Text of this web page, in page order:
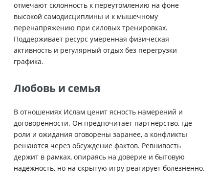
отмечают склонность к переутомлению на фоне
высокой самодисциплины и к мышечному
перенапряжению при силовых тренировках.
Поддерживает ресурс умеренная физическая
активность и регулярный отдых без перегрузки
графика.
Любовь и семья
В отношениях Ислам ценит ясность намерений и
договорённости. Он предпочитает партнёрство, где
роли и ожидания оговорены заранее, а конфликты
решаются через обсуждение фактов. Ревнивость
держит в рамках, опираясь на доверие и бытовую
надёжность, но на скрытую игру реагирует болезненно.